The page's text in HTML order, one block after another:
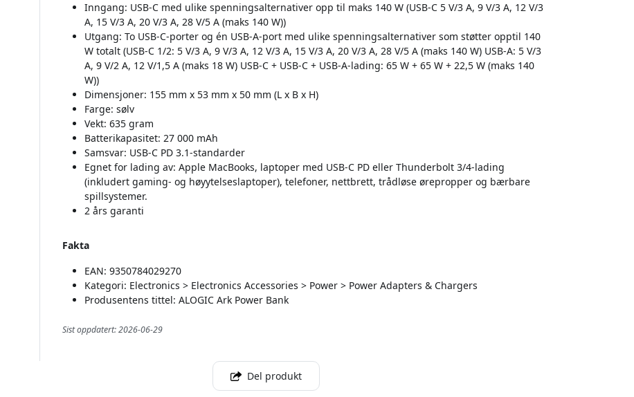
Inngang: USB-C med ulike spenningsalternativer opp til maks 140 W (USB-C 5 V/3 A, 9 V/3 A, 12 V/3
A, 15 V/3 A, 20 V/3 A, 28 V/5 A (maks 140 W))
Utgang: To USB-C-porter og én USB-A-port med ulike spenningsalternativer som støtter opptil 140
W totalt (USB-C 1/2: 5 V/3 A, 9 V/3 A, 12 V/3 A, 15 V/3 A, 20 V/3 A, 28 V/5 A (maks 140 W) USB-A: 5 V/3
A, 9 V/2 A, 12 V/1,5 A (maks 18 W) USB-C + USB-C + USB-A-lading: 65 W + 65 W + 22,5 W (maks 140
W))
Dimensjoner: 155 mm x 53 mm x 50 mm (L x B x H)
Farge: sølv
Vekt: 635 gram
Batterikapasitet: 27 000 mAh
Samsvar: USB-C PD 3.1-standarder
Egnet for lading av: Apple MacBooks, laptoper med USB-C PD eller Thunderbolt 3/4-lading
(inkludert gaming- og høyytelseslaptoper), telefoner, nettbrett, trådløse ørepropper og bærbare
spillsystemer.
2 års garanti
Fakta
EAN: 9350784029270
Kategori: Electronics > Electronics Accessories > Power > Power Adapters & Chargers
Produsentens tittel: ALOGIC Ark Power Bank
Sist oppdatert: 2026-06-29
Del produkt